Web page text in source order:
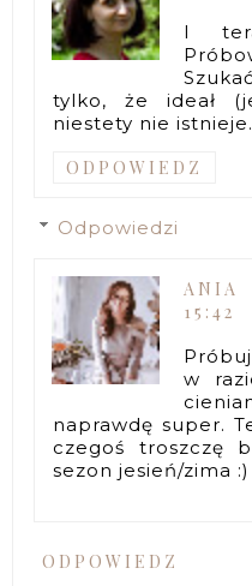
I
tylko, że ideał
niestety nie istnieje.
ODPOWIEDZ
Odpowiedzi
ANIA
15:42
w
naprawdę super.
czegoś troszczę
sezon jesień/zima :)
ODPOWIEDZ